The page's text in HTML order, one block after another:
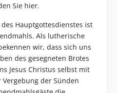
Sie hier.
Hauptgottesdienstes ist
Als lutherische
wir, dass sich uns
des gesegneten Brotes
Jesus Christus selbst mit
der Sünden